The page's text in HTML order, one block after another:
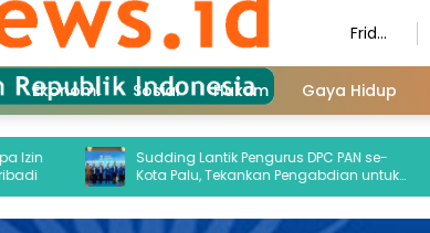
Frida
Augu
st 7,
Ekonomi Sosial Hukum Gaya Hidup
Sudding Lantik Pengurus DPC PAN se-
Kota Palu, Tekankan Pengabdian untuk
Kepentingan Rakyat